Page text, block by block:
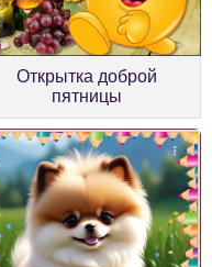
Открытка доброй
пятницы